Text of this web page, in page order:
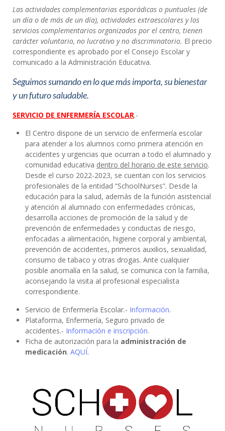
Las actividades complementarias esporádicas o puntuales (de
un día o de más de un día), actividades extraescolares y los
servicios complementarios organizados por el centro, tienen
carácter voluntario, no lucrativo y no discriminatorio. El precio
correspondiente es aprobado por el Consejo Escolar y
comunicado a la Administración Educativa.
Seguimos sumando en lo que más importa, su bienestar
y un futuro saludable.
SERVICIO DE ENFERMERÍA ESCOLAR.-
El Centro dispone de un servicio de enfermería escolar
para atender a los alumnos como primera atención en
accidentes y urgencias que ocurran a todo el alumnado y
comunidad educativa dentro del horario de este servicio.
Desde el curso 2022-2023, se cuentan con los servicios
profesionales de la entidad “SchoolNurses”. Desde la
educación para la salud, además de la función asistencial
y atención al alumnado con enfermedades crónicas,
desarrolla acciones de promoción de la salud y de
prevención de enfermedades y conductas de riesgo,
enfocadas a alimentación, higiene corporal y ambiental,
prevención de accidentes, primeros auxilios, sexualidad,
consumo de tabaco y otras drogas. Ante cualquier
posible anomalía en la salud, se comunica con la familia,
aconsejando la visita al profesional especialista
correspondiente.
Servicio de Enfermería Escolar.- Información.
Plataforma, Enfermería, Seguro privado de
accidentes.- Información e inscripción.
Ficha de autorización para la administración de
medicación. AQUÍ.